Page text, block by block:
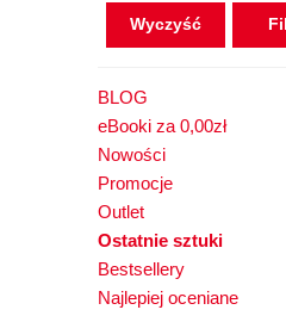
Wyczyść
BLOG
eBooki za 0,00zł
Nowości
Promocje
Outlet
Ostatnie sztuki
Bestsellery
Najlepiej oceniane